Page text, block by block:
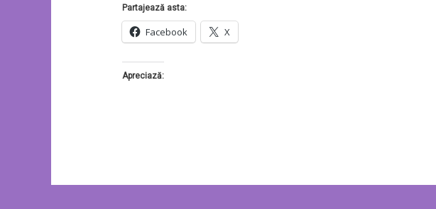
Partajează asta:
Facebook X
Apreciază: